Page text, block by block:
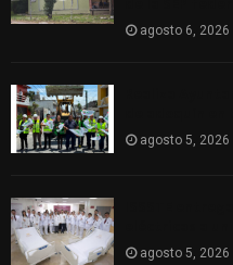
agosto 6, 2026
agosto 5, 2026
agosto 5, 2026